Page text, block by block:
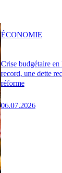
Crise budgétaire en
record, une dette
réforme
06.07.2026
ÉCONOMIE